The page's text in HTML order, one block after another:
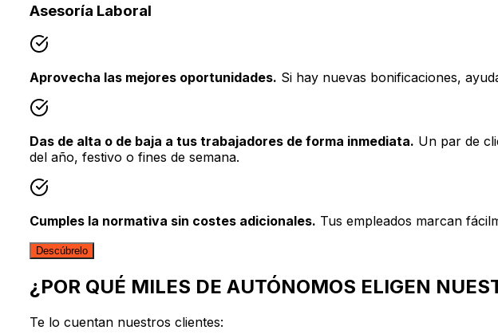
Asesoría Laboral
Aprovecha las mejores oportunidades. Si hay nuevas bonificaciones,
Das de alta o de baja a tus trabajadores de forma inmediata. Un par de
del año, festivo o fines de semana.
Cumples la normativa sin costes adicionales. Tus empleados marcan
Descúbrelo
¿POR QUÉ MILES DE AUTÓNOMOS ELIGEN
Te lo cuentan nuestros clientes: